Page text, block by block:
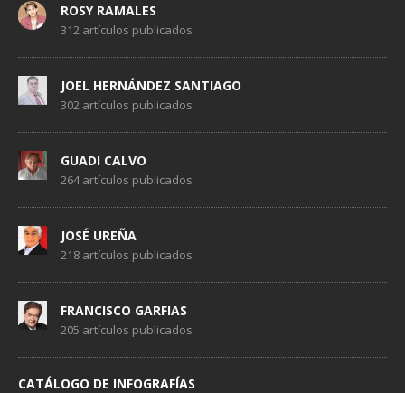
ROSY RAMALES
312 artículos publicados
JOEL HERNÁNDEZ SANTIAGO
302 artículos publicados
GUADI CALVO
264 artículos publicados
JOSÉ UREÑA
218 artículos publicados
FRANCISCO GARFIAS
205 artículos publicados
CATÁLOGO DE INFOGRAFÍAS